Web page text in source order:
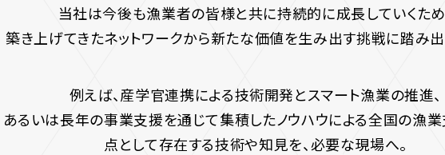
当社は今後も漁業者の皆様と共に持続的に成長していくため
築き上げてきたネットワークから新たな価値を生み出す挑戦に踏み出
例えば、産学官連携による技術開発とスマート漁業の推進、
あるいは長年の事業支援を通じて集積したノウハウによる全国の漁業
点として存在する技術や知見を、 必要な現場へ。